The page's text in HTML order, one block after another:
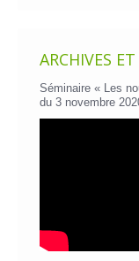
ARCHIVES
Séminaire « Les
du 3 novembre